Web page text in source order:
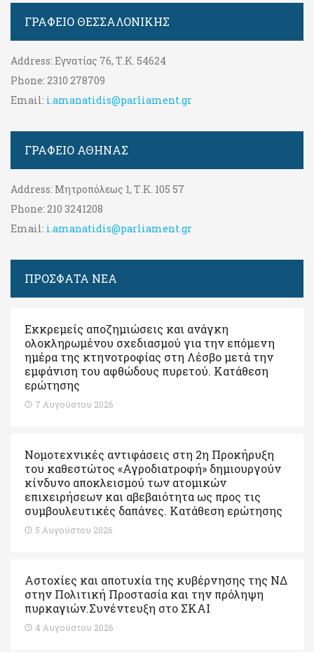
ΓΡΑΦΕΊΟ ΘΕΣΣΑΛΟΝΊΚΗΣ
Address: Εγνατίας 76, Τ.Κ. 54624
Phone: 2310 278709
Email: i.amanatidis@parliament.gr
ΓΡΑΦΕΊΟ ΑΘΉΝΑΣ
Address: Μητροπόλεως 1, Τ.Κ. 105 57
Phone: 210 3241208
Email: i.amanatidis@parliament.gr
ΠΡΟΣΦΑΤΑ ΝΕΑ
Εκκρεμείς αποζημιώσεις και ανάγκη
ολοκληρωμένου σχεδιασμού για την επόμενη
ημέρα της κτηνοτροφίας στη Λέσβο μετά την
εμφάνιση του αφθώδους πυρετού. Kατάθεση
ερώτησης
7 Αυγούστου 2026
Νομοτεχνικές αντιφάσεις στη 2η Προκήρυξη
του καθεστώτος «Αγροδιατροφή» δημιουργούν
κίνδυνο αποκλεισμού των ατομικών
επιχειρήσεων και αβεβαιότητα ως προς τις
συμβουλευτικές δαπάνες. Κατάθεση ερώτησης
5 Αυγούστου 2026
Αστοχίες και αποτυχία της κυβέρνησης της ΝΔ
στην Πολιτική Προστασία και την πρόληψη
πυρκαγιών.Συνέντευξη στο ΣΚΑΙ
4 Αυγούστου 2026